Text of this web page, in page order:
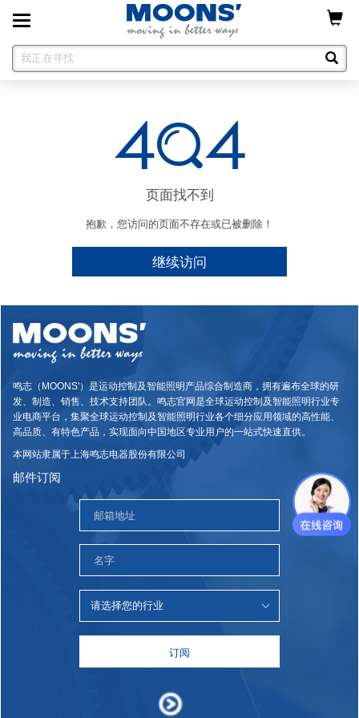
Toggle
navigation
页面找不到
抱歉，您访问的页面不存在或已被删除！
继续访问
鸣志（MOONS'）是运动控制及智能照明产品综合制造商，拥有遍布全球的研
发、制造、销售、技术支持团队。鸣志官网是全球运动控制及智能照明行业专
业电商平台，集聚全球运动控制及智能照明行业各个细分应用领域的高性能、
高品质、有特色产品，实现面向中国地区专业用户的一站式快速直供。
本网站隶属于上海鸣志电器股份有限公司
邮件订阅
订阅